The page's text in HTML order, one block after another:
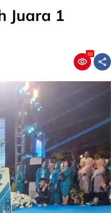
Juara 1
58